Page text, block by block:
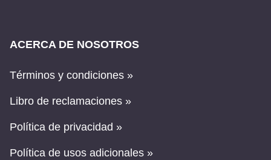
ACERCA DE NOSOTROS
Términos y condiciones »
Libro de reclamaciones »
Política de privacidad »
Política de usos adicionales »